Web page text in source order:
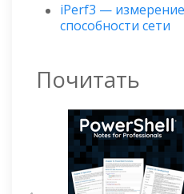
iPerf3 —
способности сети
Почитать